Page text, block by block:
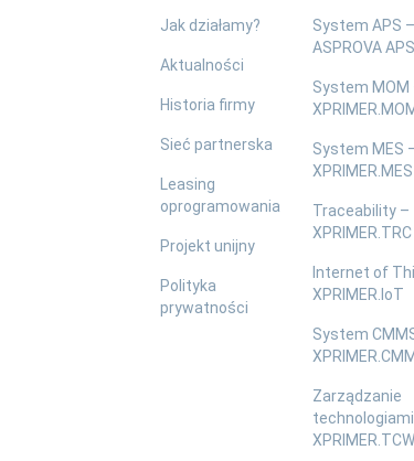
Jak działamy?
Aktualności
Historia firmy
Sieć partnerska
Leasing
oprogramowania
Projekt unijny
Polityka
prywatności
System APS –
ASPROVA APS
System MOM
System MES
XPRIMER.MES
Traceability –
XPRIMER.TRC
Internet of
XPRIMER.IoT
System
Zarządzanie
XPRIMER.TCW